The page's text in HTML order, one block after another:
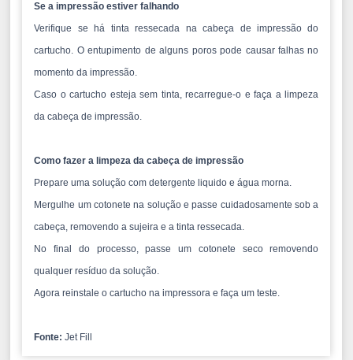
Se a impressão estiver falhando
Verifique se há tinta ressecada na cabeça de impressão do
cartucho. O entupimento de alguns poros pode causar falhas no
momento da impressão.
Caso o cartucho esteja sem tinta, recarregue-o e faça a limpeza
da cabeça de impressão.
Como fazer a limpeza da cabeça de impressão
Prepare uma solução com detergente liquido e água morna.
Mergulhe um cotonete na solução e passe cuidadosamente sob a
cabeça, removendo a sujeira e a tinta ressecada.
No final do processo, passe um cotonete seco removendo
qualquer resíduo da solução.
Agora reinstale o cartucho na impressora e faça um teste.
Fonte:Jet Fill